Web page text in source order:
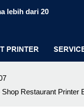
lebih dari 20
PRINTER
Restaurant Printer